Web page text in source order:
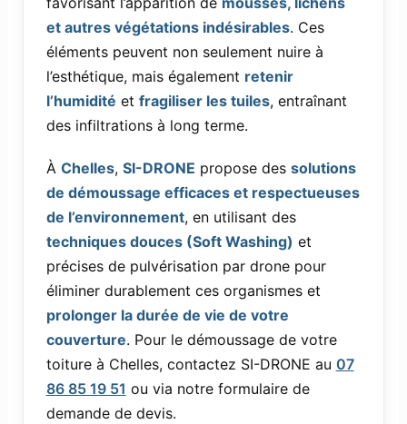
et autres végétations indésirables. Ces
éléments peuvent non seulement nuire à
l’esthétique, mais également retenir
l’humidité et fragiliser les tuiles, entraînant
des infiltrations à long terme.
À Chelles, SI-DRONE propose des solutions
de démoussage efficaces et respectueuses
de l’environnement, en utilisant des
techniques douces (Soft Washing) et
précises de pulvérisation par drone pour
éliminer durablement ces organismes et
prolonger la durée de vie de votre
couverture. Pour le démoussage de votre
toiture à Chelles, contactez SI-DRONE au 07
86 85 19 51 ou via notre formulaire de
demande de devis.